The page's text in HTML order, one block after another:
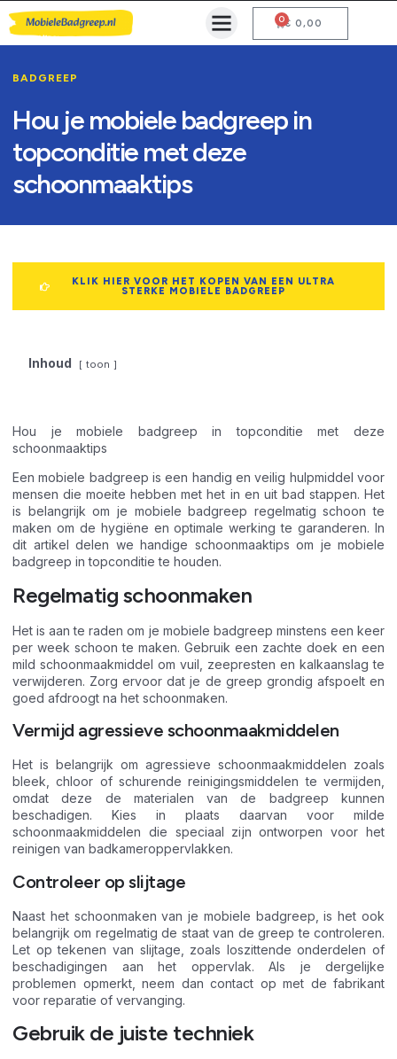
€ 0,00
0
BADGREEP
Hou je mobiele badgreep in
topconditie met deze
schoonmaaktips
KLIK HIER VOOR HET KOPEN VAN EEN ULTRA
STERKE MOBIELE BADGREEP
Inhoud toon
Hou je mobiele badgreep in topconditie met deze
schoonmaaktips
Een mobiele badgreep is een handig en veilig hulpmiddel voor
mensen die moeite hebben met het in en uit bad stappen. Het
is belangrijk om je mobiele badgreep regelmatig schoon te
maken om de hygiëne en optimale werking te garanderen. In
dit artikel delen we handige schoonmaaktips om je mobiele
badgreep in topconditie te houden.
Regelmatig schoonmaken
Het is aan te raden om je mobiele badgreep minstens een keer
per week schoon te maken. Gebruik een zachte doek en een
mild schoonmaakmiddel om vuil, zeepresten en kalkaanslag te
verwijderen. Zorg ervoor dat je de greep grondig afspoelt en
goed afdroogt na het schoonmaken.
Vermijd agressieve schoonmaakmiddelen
Het is belangrijk om agressieve schoonmaakmiddelen zoals
bleek, chloor of schurende reinigingsmiddelen te vermijden,
omdat deze de materialen van de badgreep kunnen
beschadigen. Kies in plaats daarvan voor milde
schoonmaakmiddelen die speciaal zijn ontworpen voor het
reinigen van badkameroppervlakken.
Controleer op slijtage
Naast het schoonmaken van je mobiele badgreep, is het ook
belangrijk om regelmatig de staat van de greep te controleren.
Let op tekenen van slijtage, zoals loszittende onderdelen of
beschadigingen aan het oppervlak. Als je dergelijke
problemen opmerkt, neem dan contact op met de fabrikant
voor reparatie of vervanging.
Gebruik de juiste techniek